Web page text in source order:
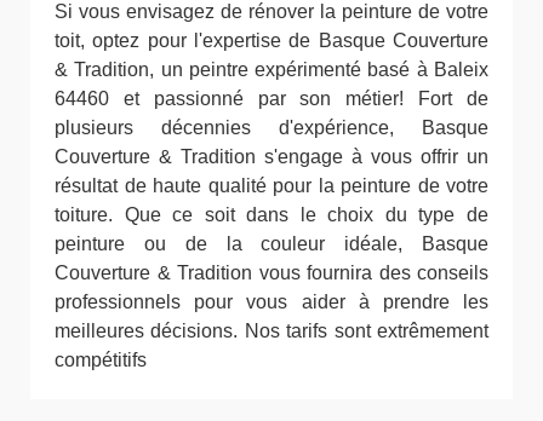
Si vous envisagez de rénover la peinture de votre
toit, optez pour l'expertise de Basque Couverture
& Tradition, un peintre expérimenté basé à Baleix
64460 et passionné par son métier! Fort de
plusieurs décennies d'expérience, Basque
Couverture & Tradition s'engage à vous offrir un
résultat de haute qualité pour la peinture de votre
toiture. Que ce soit dans le choix du type de
peinture ou de la couleur idéale, Basque
Couverture & Tradition vous fournira des conseils
professionnels pour vous aider à prendre les
meilleures décisions. Nos tarifs sont extrêmement
compétitifs